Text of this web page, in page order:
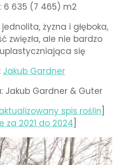
: 6 635 (7 465) m2
żyzna i głęboka,
zwięzła, ale nie bardzo
się
: Jakub Gardner
Jakub Gardner & Guter
spis roślin
za 2021 do 2024